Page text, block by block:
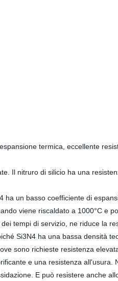
termica, eccellente
Il nitruro di silicio ha una
un basso coefficiente di
viene riscaldato a 1000°C e
tempi di servizio, ne riduce la
Si3N4 ha una bassa densità
sono richieste resistenza
e una resistenza
E può resistere anche